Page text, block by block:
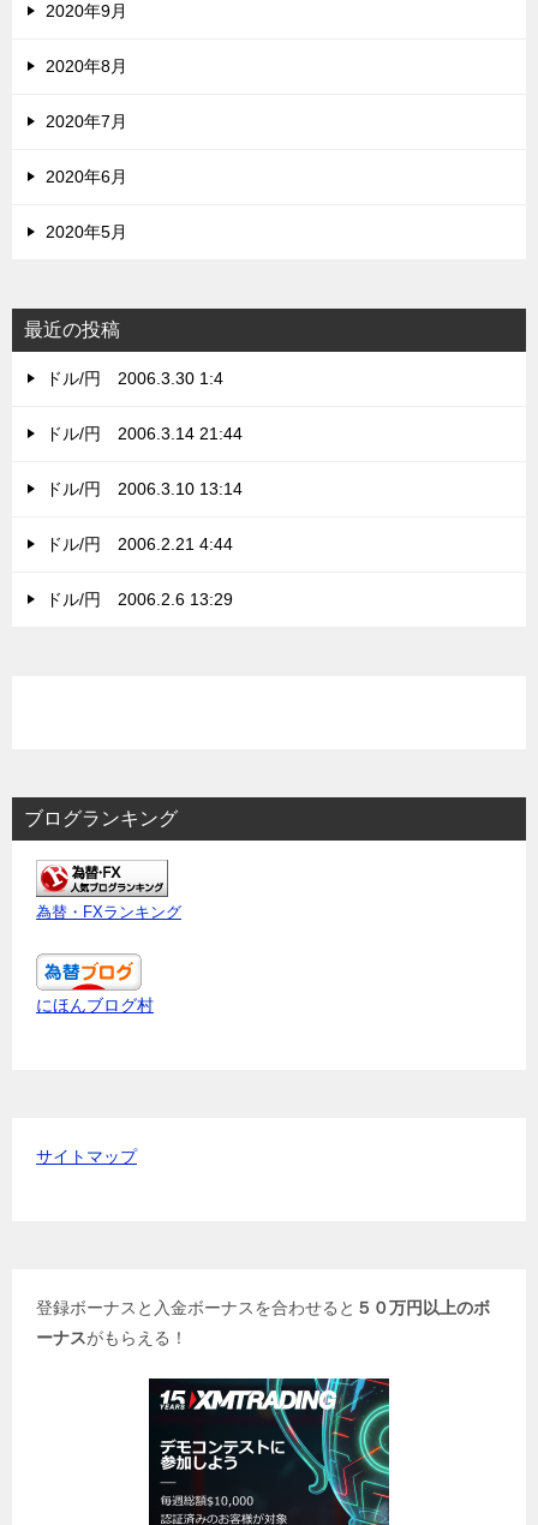
2020年9月
2020年8月
2020年7月
2020年6月
2020年5月
最近の投稿
ドル/円 2006.3.30 1:4
ドル/円 2006.3.14 21:44
ドル/円 2006.3.10 13:14
ドル/円 2006.2.21 4:44
ドル/円 2006.2.6 13:29
ブログランキング
為替・FXランキング
にほんブログ村
サイトマップ
登録ボーナスと入金ボーナスを合わせると ５０万円以上のボ
ーナスがもらえる！